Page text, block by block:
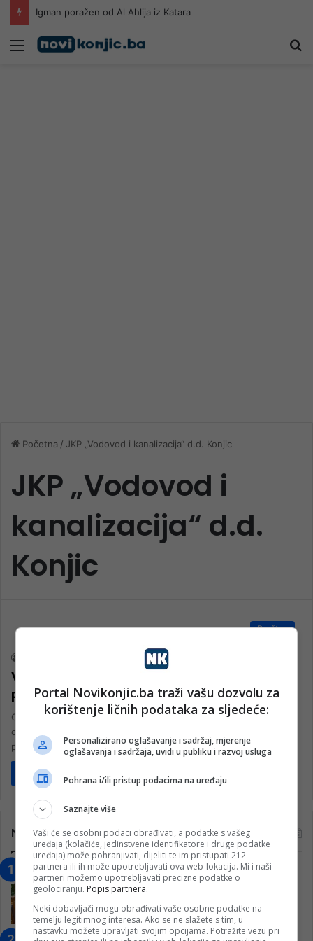
Igman poražen od Al Ahlija iz Katara
Meni
Početna / JKP „Vodovod i kanalizacija“ d.d. Konjic
JKP „Vodovod i
kanalizacija“ d.d.
Konjic
Društvo
Vodovod i kanalizacija Konjic:
PREPORUKA KORISNICIMA
Obavještavamo stanovnike Grada Konjica, koji koriste vodu koju
održava JKP „Vodovod i kanalizacija“ d.d. Konjic, da nakon obilnih
padavina može…
Pročitaj više
Najčitanije
“Obrazovanje gradi BiH-Jovan Divjak“
– Konjic je u posljednje 22 godine imao
25 ​​stipendista
15. Februara 2023.
Portal Novikonjic.ba traži vašu dozvolu za
korištenje ličnih podataka za sljedeće:
Personalizirano oglašavanje i sadržaj, mjerenje
oglašavanja i sadržaja, uvidi u publiku i razvoj usluga
Pohrana i/ili pristup podacima na uređaju
Saznajte više
Vaši će se osobni podaci obrađivati, a podatke s vašeg
uređaja (kolačiće, jedinstvene identifikatore i druge podatke
uređaja) može pohranjivati, dijeliti te im pristupati 212
partnera ili ih može upotrebljavati ova web-lokacija. Mi i naši
partneri možemo upotrebljavati precizne podatke o
geolociranju. Popis partnera.
Neki dobavljači mogu obrađivati vaše osobne podatke na
temelju legitimnog interesa. Ako se ne slažete s tim, u
nastavku možete upravljati svojim opcijama. Potražite vezu pri